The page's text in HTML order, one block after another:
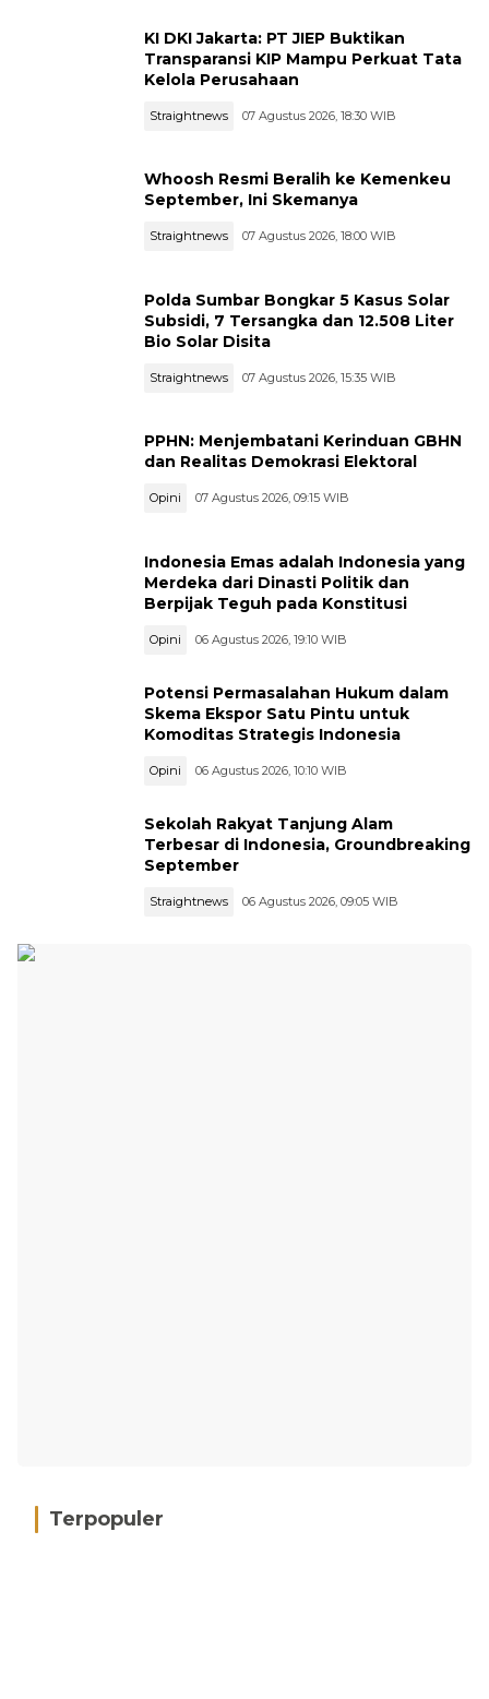
KI DKI Jakarta: PT JIEP Buktikan
Transparansi KIP Mampu Perkuat Tata
Kelola Perusahaan
Straightnews 07 Agustus 2026, 18:30 WIB
Whoosh Resmi Beralih ke Kemenkeu
September, Ini Skemanya
Straightnews 07 Agustus 2026, 18:00 WIB
Polda Sumbar Bongkar 5 Kasus Solar
Subsidi, 7 Tersangka dan 12.508 Liter
Bio Solar Disita
Straightnews 07 Agustus 2026, 15:35 WIB
PPHN: Menjembatani Kerinduan GBHN
dan Realitas Demokrasi Elektoral
Opini 07 Agustus 2026, 09:15 WIB
Indonesia Emas adalah Indonesia yang
Merdeka dari Dinasti Politik dan
Berpijak Teguh pada Konstitusi
Opini 06 Agustus 2026, 19:10 WIB
Potensi Permasalahan Hukum dalam
Skema Ekspor Satu Pintu untuk
Komoditas Strategis Indonesia
Opini 06 Agustus 2026, 10:10 WIB
Sekolah Rakyat Tanjung Alam
Terbesar di Indonesia, Groundbreaking
September
Straightnews 06 Agustus 2026, 09:05 WIB
Terpopuler